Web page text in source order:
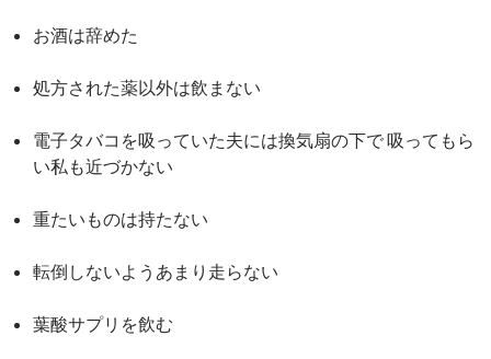
お酒は辞めた
処方された薬以外は飲まない
電子タバコを吸っていた夫には換気扇の下で 吸ってもら
い私も近づかない
重たいものは持たない
転倒しないようあまり走らない
葉酸サプリを飲む